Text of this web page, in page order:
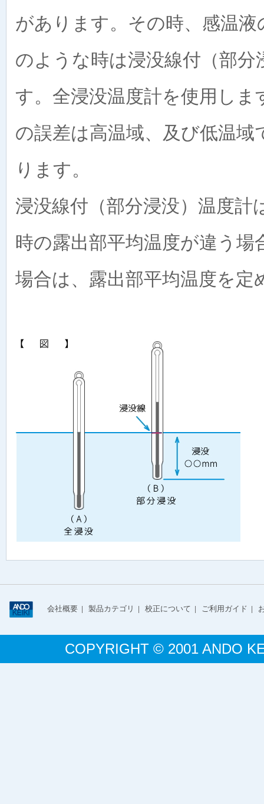
があります。その時、感温
のような時は浸没線付（部
す。全浸没温度計を使用し
の誤差は高温域、及び低温
ります。
浸没線付（部分浸没）温度計
時の露出部平均温度が違う
場合は、露出部平均温度を定
会社概要 製品カテゴリ 校正について ご利用ガイド
COPYRIGHT © 2001 ANDO